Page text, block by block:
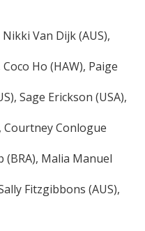
Van Dijk (AUS),
Ho (HAW), Paige
Sage Erickson (USA),
Courtney Conlogue
Malia Manuel
Fitzgibbons (AUS),